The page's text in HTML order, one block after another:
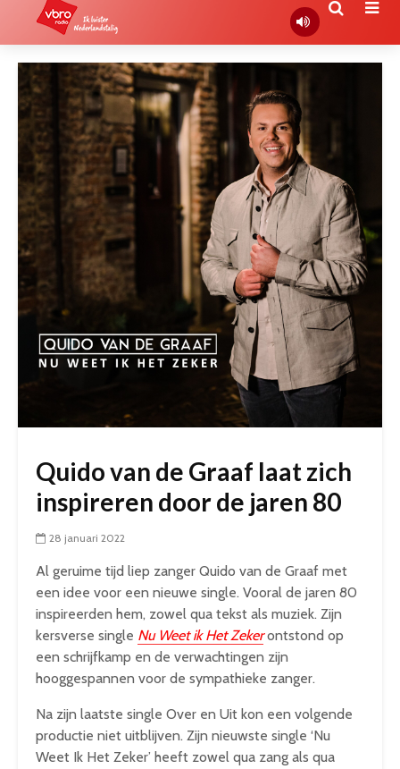
Quido van de Graaf laat zich
inspireren door de jaren 80
28 januari 2022
Al geruime tijd liep zanger Quido van de Graaf met
een idee voor een nieuwe single. Vooral de jaren 80
inspireerden hem, zowel qua tekst als muziek. Zijn
kersverse single Nu Weet ik Het Zeker ontstond op
een schrijfkamp en de verwachtingen zijn
hooggespannen voor de sympathieke zanger.
Na zijn laatste single Over en Uit kon een volgende
productie niet uitblijven. Zijn nieuwste single ‘Nu
Weet Ik Het Zeker’ heeft zowel qua zang als qua